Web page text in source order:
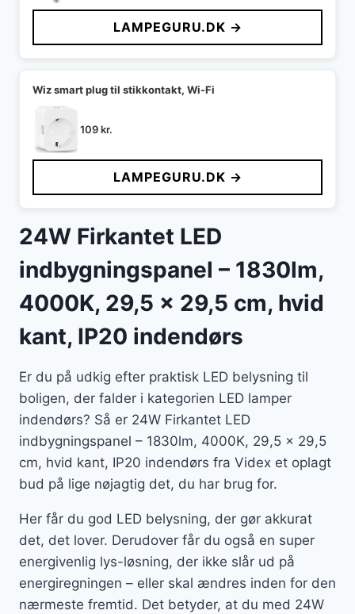
LAMPEGURU.DK →
Wiz smart plug til stikkontakt, Wi-Fi
109kr.
LAMPEGURU.DK →
24W Firkantet LED
indbygningspanel – 1830lm,
4000K, 29,5 x 29,5 cm, hvid
kant, IP20 indendørs
Er du på udkig efter praktisk LED belysning til
boligen, der falder i kategorien LED lamper
indendørs? Så er 24W Firkantet LED
indbygningspanel – 1830lm, 4000K, 29,5 x 29,5
cm, hvid kant, IP20 indendørs fra Videx et oplagt
bud på lige nøjagtig det, du har brug for.
Her får du god LED belysning, der gør akkurat
det, det lover. Derudover får du også en super
energivenlig lys-løsning, der ikke slår ud på
energiregningen – eller skal ændres inden for den
nærmeste fremtid. Det betyder, at du med 24W